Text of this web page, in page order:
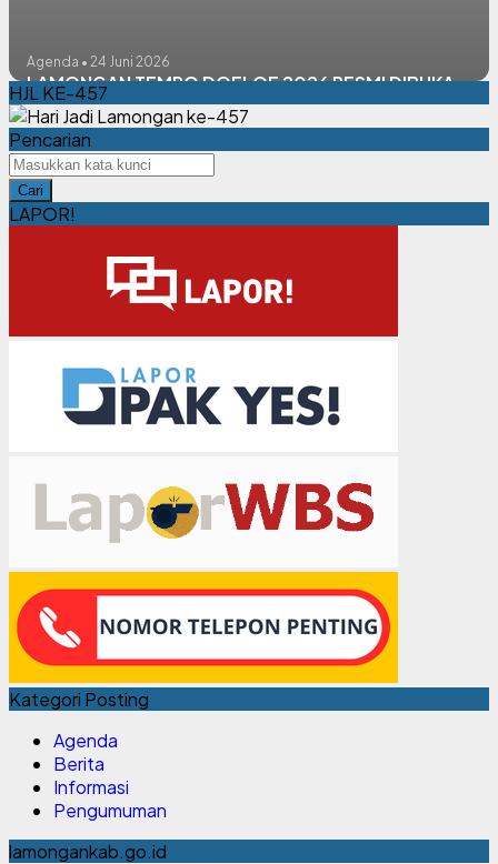
Agenda • 24 Juni 2026
LAMONGAN TEMPO DOELOE 2026 RESMI DIBUKA
HJL KE-457
Pencarian
Cari
LAPOR!
Kategori Posting
Agenda
Berita
Informasi
Pengumuman
lamongankab.go.id